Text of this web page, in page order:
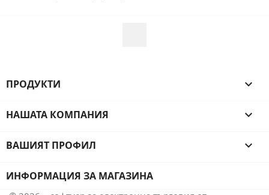
ПРОДУКТИ 
НАШАТА КОМПАНИЯ 
ВАШИЯТ ПРОФИЛ 
ИНФОРМАЦИЯ ЗА МАГАЗИНА